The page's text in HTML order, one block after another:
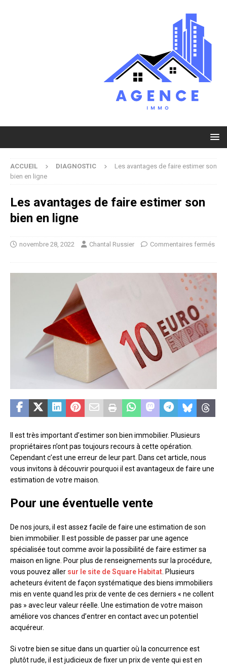
ACCUEIL DIAGNOSTIC
Les avantages de faire estimer son
bien en ligne
Les avantages de faire estimer son
bien en ligne
novembre 28, 2022 Chantal Russier Commentaires fermés
Il est très important d’estimer son bien immobilier. Plusieurs
propriétaires n’ont pas toujours recours à cette opération.
Cependant c’est une erreur de leur part. Dans cet article, nous
vous invitons à découvrir pourquoi il est avantageux de faire une
estimation de votre maison.
Pour une éventuelle vente
De nos jours, il est assez facile de faire une estimation de son
bien immobilier. Il est possible de passer par une agence
spécialisée tout comme avoir la possibilité de faire estimer sa
maison en ligne. Pour plus de renseignements sur la procédure,
vous pouvez aller sur le site de Square Habitat. Plusieurs
acheteurs évitent de façon systématique des biens immobiliers
mis en vente quand les prix de vente de ces derniers « ne collent
pas » avec leur valeur réelle. Une estimation de votre maison
améliore vos chances d’entrer en contact avec un potentiel
acquéreur.
Si votre bien se situe dans un quartier où la concurrence est
plutôt rude, il est judicieux de fixer un prix de vente qui est en